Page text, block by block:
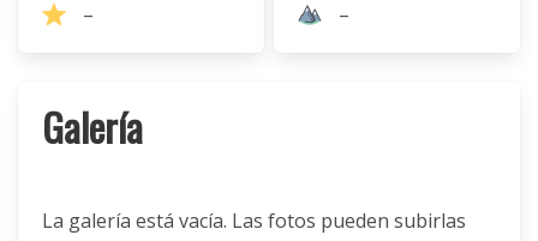
– –
Galería
La galería está vacía. Las fotos pueden subirlas